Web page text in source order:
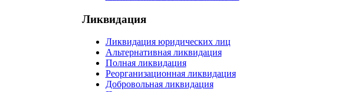
Ликвидация
Ликвидация юридических лиц
Альтернативная ликвидация
Полная ликвидация
Реорганизационная ликвидация
Добровольная ликвидация